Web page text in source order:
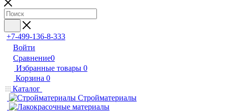
+7-499-136-8-333
Войти
Сравнение0
Избранные товары 0
Корзина 0
Каталог
Стройматериалы